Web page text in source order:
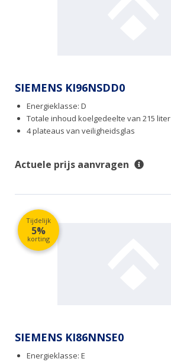
SIEMENS KI96NSDD0
Energieklasse: D
Totale inhoud koelgedeelte van 215 liter
4 plateaus van veiligheidsglas
Actuele prijs aanvragen
Tijdelijk
5%
korting
SIEMENS KI86NNSE0
Energieklasse: E